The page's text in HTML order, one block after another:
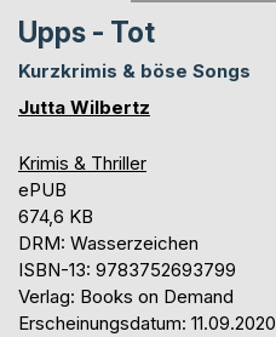
Upps - Tot
Kurzkrimis & böse Songs
Jutta Wilbertz
Krimis & Thriller
ePUB
674,6 KB
DRM: Wasserzeichen
ISBN-13: 9783752693799
Verlag: Books on Demand
Erscheinungsdatum: 11.09.2020